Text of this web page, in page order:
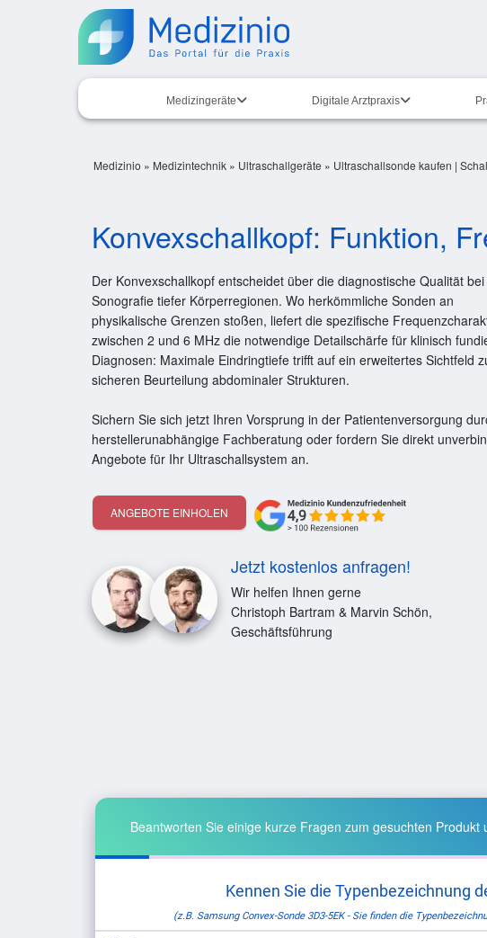
Medizingeräte Digitale Arztpraxis
Medizinio » Medizintechnik » Ultraschallgeräte » Ultraschallsonde kaufen |
Konvexschallkopf: Funktion,
Der Konvexschallkopf entscheidet über die diagnostische Qualität
Sonografie tiefer Körperregionen. Wo herkömmliche Sonden an
physikalische Grenzen stoßen, liefert die spezifische
zwischen 2 und 6 MHz die notwendige Detailschärfe für klinisch
Diagnosen: Maximale Eindringtiefe trifft auf ein erweitertes Sichtfeld
sicheren Beurteilung abdominaler Strukturen.
Sichern Sie sich jetzt Ihren Vorsprung in der Patientenversorgung
herstellerunabhängige Fachberatung oder fordern Sie direkt
Angebote für Ihr Ultraschallsystem an.
ANGEBOTE EINHOLEN
Jetzt kostenlos anfragen!
Wir helfen Ihnen gerne
Christoph Bartram & Marvin Schön,
Geschäftsführung
Beantworten Sie einige kurze Fragen zum gesuchten
Kennen Sie die Typenbezeichnung
(z.B. Samsung Convex-Sonde 3D3-5EK - Sie finden die